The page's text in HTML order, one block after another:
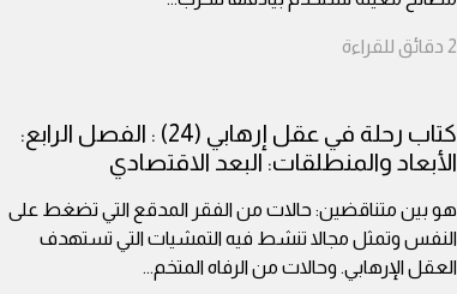
2 دقائق للقراءة
كتاب رحلة في عقل إرهابي (24) : الفصل الرابع:
الأبعاد والمنطلقات: البعد الاقتصادي
هو بين متناقضين: حالات من الفقر المدقع التي تضغط على
النفس وتمثل مجالا تنشط فيه التمشيات التي تستهدف
العقل الإرهابي. وحالات من الرفاه المتخم...